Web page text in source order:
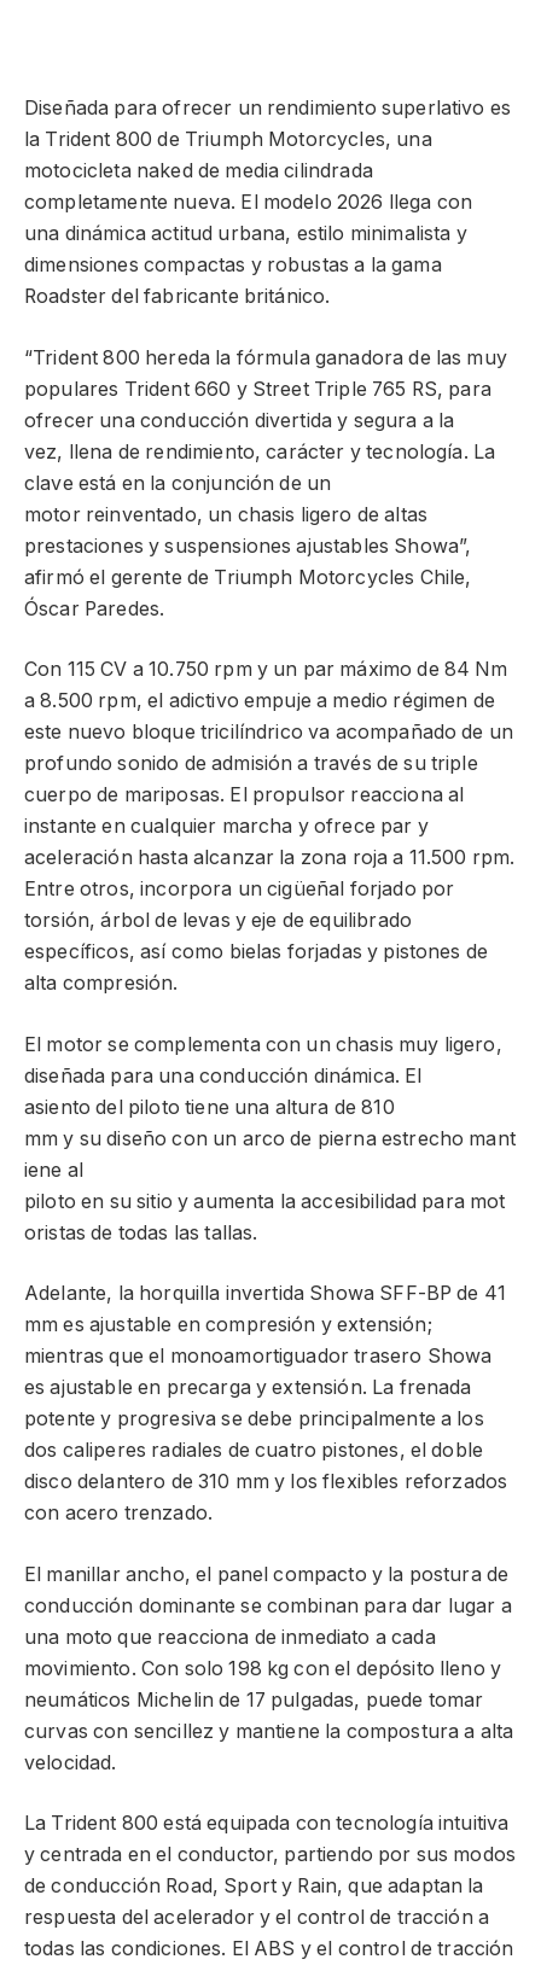
Diseñada para ofrecer un rendimiento superlativo es
la Trident 800 de Triumph Motorcycles, una
motocicleta naked de media cilindrada
completamente nueva. El modelo 2026 llega con
una dinámica actitud urbana, estilo minimalista y
dimensiones compactas y robustas a la gama
Roadster del fabricante británico.
“Trident 800 hereda la fórmula ganadora de las muy
populares Trident 660 y Street Triple 765 RS, para
ofrecer una conducción divertida y segura a la
vez, llena de rendimiento, carácter y tecnología. La
clave está en la conjunción de un
motor reinventado, un chasis ligero de altas
prestaciones y suspensiones ajustables Showa”,
afirmó el gerente de Triumph Motorcycles Chile,
Óscar Paredes.
Con 115 CV a 10.750 rpm y un par máximo de 84 Nm
a 8.500 rpm, el adictivo empuje a medio régimen de
este nuevo bloque tricilíndrico va acompañado de un
profundo sonido de admisión a través de su triple
cuerpo de mariposas. El propulsor reacciona al
instante en cualquier marcha y ofrece par y
aceleración hasta alcanzar la zona roja a 11.500 rpm.
Entre otros, incorpora un cigüeñal forjado por
torsión, árbol de levas y eje de equilibrado
específicos, así como bielas forjadas y pistones de
alta compresión.
El motor se complementa con un chasis muy ligero,
diseñada para una conducción dinámica. El
asiento del piloto tiene una altura de 810
mm y su diseño con un arco de pierna estrecho mant
iene al
piloto en su sitio y aumenta la accesibilidad para mot
oristas de todas las tallas.
Adelante, la horquilla invertida Showa SFF-BP de 41
mm es ajustable en compresión y extensión;
mientras que el monoamortiguador trasero Showa
es ajustable en precarga y extensión. La frenada
potente y progresiva se debe principalmente a los
dos caliperes radiales de cuatro pistones, el doble
disco delantero de 310 mm y los flexibles reforzados
con acero trenzado.
El manillar ancho, el panel compacto y la postura de
conducción dominante se combinan para dar lugar a
una moto que reacciona de inmediato a cada
movimiento. Con solo 198 kg con el depósito lleno y
neumáticos Michelin de 17 pulgadas, puede tomar
curvas con sencillez y mantiene la compostura a alta
velocidad.
La Trident 800 está equipada con tecnología intuitiva
y centrada en el conductor, partiendo por sus modos
de conducción Road, Sport y Rain, que adaptan la
respuesta del acelerador y el control de tracción a
todas las condiciones. El ABS y el control de tracción